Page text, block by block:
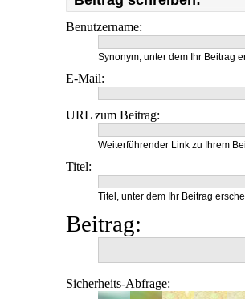
Benutzername:
Synonym, unter dem Ihr Beitrag
E-Mail:
URL zum Beitrag:
Weiterführender Link zu Ihrem
Titel:
Titel, unter dem Ihr Beitrag
Beitrag:
Sicherheits-Abfrage: